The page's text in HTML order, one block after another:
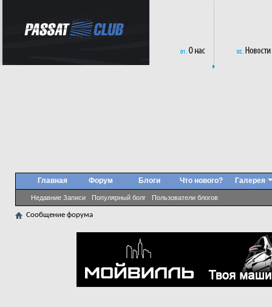
Главная Форум Блоги
Недавние Записи Популярный болг Пользователи блогов
Что нового? Галерея
Сообщение форума